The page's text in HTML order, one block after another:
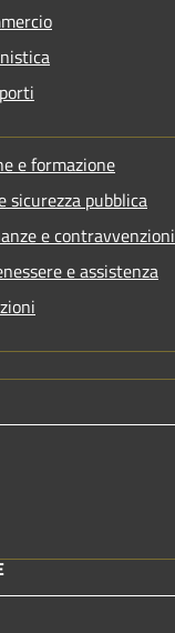
e formazione
sicurezza pubblica
e contravvenzioni
e assistenza